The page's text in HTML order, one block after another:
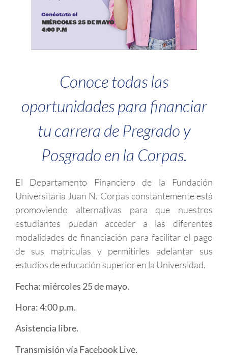
Conoce todas las
oportunidades para financiar
tu carrera de Pregrado y
Posgrado en la Corpas.
El Departamento Financiero de la Fundación
Universitaria Juan N. Corpas constantemente está
promoviendo alternativas para que nuestros
estudiantes puedan acceder a las diferentes
modalidades de financiación para facilitar el pago
de sus matrículas y permitirles adelantar sus
estudios de educación superior en la Universidad.
Fecha: miércoles 25 de mayo.
Hora: 4:00 p.m.
Asistencia libre.
Transmisión vía Facebook Live.